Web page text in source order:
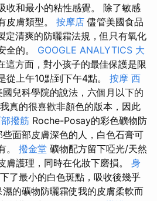
收和最小的粘性感覺。 除了敏感
皮膚類型。 按摩店 儘管美國食品
定清爽的防曬霜法規，但只有氧化
全的。 GOOGLE ANALYTICS 大
這方面，對小孩子的最佳保護是限
從上午10點到下午4點。 按摩 西
國兒科學院的說法，六個月以下的
真的很喜歡非顏色的版本，因此
撥筋 Roche-Posay的彩色礦物防
些面部皮膚深色的人，白色石膏可
。 撥金堂 礦物配方留下啞光/天然
膚護理，同時在化妝下磨損。 身
了最小的白色斑點，吸收後幾乎
濕的礦物防曬霜使我的皮膚柔軟而